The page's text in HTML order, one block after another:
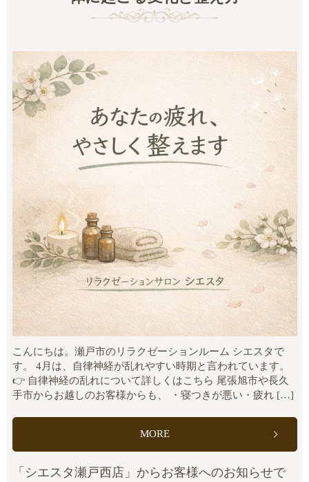
こんにちは。瀬戸市のリラクゼーションルーム シエスタで
す。 4月は、自律神経が乱れやすい時期と言われています。
👉 自律神経の乱れについて詳しくはこちら 尾張旭市や長久
手市からお越しのお客様からも、 ・寝つきが悪い・疲れ […]
MORE
「シエスタ瀬戸西店」からお客様へのお知らせで